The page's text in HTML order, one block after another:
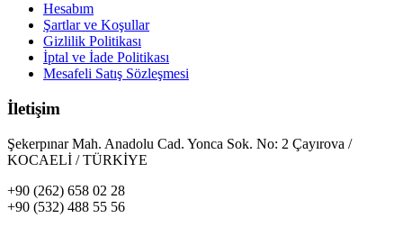
Hesabım
Şartlar ve Koşullar
Gizlilik Politikası
İptal ve İade Politikası
Mesafeli Satış Sözleşmesi
İletişim
Şekerpınar Mah. Anadolu Cad. Yonca Sok. No: 2 Çayırova /
KOCAELİ / TÜRKİYE
+90 (262) 658 02 28
+90 (532) 488 55 56